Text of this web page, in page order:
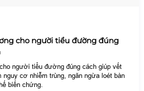
cho người tiểu đường đúng
người tiểu đường đúng cách giúp vết
nguy cơ nhiễm trùng, ngăn ngừa loét bàn
biến chứng.